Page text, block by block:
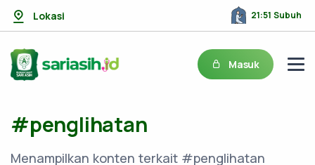
Lokasi 21:51 Subuh
Masuk
#penglihatan
Menampilkan konten terkait #penglihatan